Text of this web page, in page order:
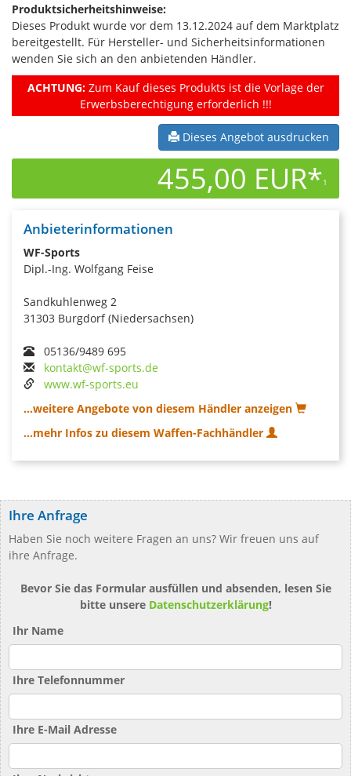
Produktsicherheitshinweise:
Dieses Produkt wurde vor dem 13.12.2024 auf dem Marktplatz
bereitgestellt. Für Hersteller- und Sicherheitsinformationen
wenden Sie sich an den anbietenden Händler.
ACHTUNG:Zum Kauf dieses Produkts ist die Vorlage der
Erwerbsberechtigung erforderlich !!!
Dieses Angebot ausdrucken
455,00 EUR*1
Anbieterinformationen
WF-Sports
Dipl.-Ing. Wolfgang Feise
Sandkuhlenweg 2
31303 Burgdorf (Niedersachsen)
05136/9489 695
kontakt@wf-sports.de
www.wf-sports.eu
...weitere Angebote von diesem Händler anzeigen
...mehr Infos zu diesem Waffen-Fachhändler
Ihre Anfrage
Haben Sie noch weitere Fragen an uns? Wir freuen uns auf
ihre Anfrage.
Bevor Sie das Formular ausfüllen und absenden, lesen Sie
bitte unsere Datenschutzerklärung!
Ihr Name
Ihre Telefonnummer
Ihre E-Mail Adresse